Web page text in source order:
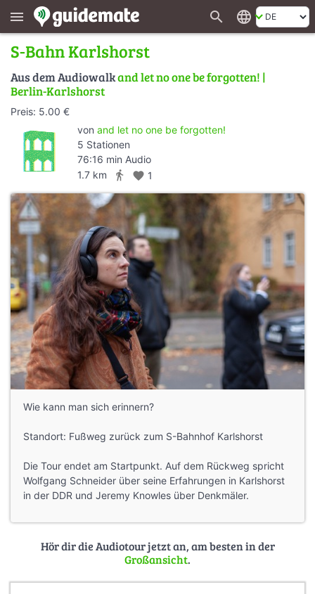
menu search language
S-Bahn Karlshorst
Aus dem Audiowalkand let no one be forgotten! |
Berlin-Karlshorst
Preis: 5.00 €
von and let no one be forgotten!
5 Stationen
76:16 min Audio
1.7 km
directions_walk favorite 1
Wie kann man sich erinnern?
Standort: Fußweg zurück zum S-Bahnhof Karlshorst
Die Tour endet am Startpunkt. Auf dem Rückweg spricht
Wolfgang Schneider über seine Erfahrungen in Karlshorst
in der DDR und Jeremy Knowles über Denkmäler.
Hör dir die Audiotour jetzt an, am besten in der
Großansicht.